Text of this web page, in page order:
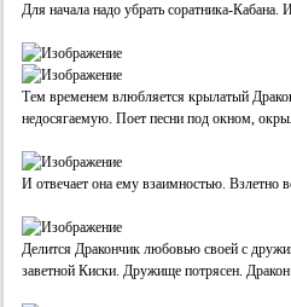
Для начала надо убрать соратника-
Тем временем влюбляется крылатый
недосягаемую. Поет песни под окном,
И отвечает она ему взаимностью. Взлетно
Делится Дракончик любовью своей с
заветной Киски. Дружище потрясен.